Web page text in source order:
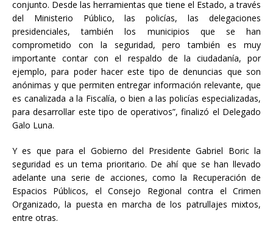
conjunto. Desde las herramientas que tiene el Estado, a través
del Ministerio Público, las policías, las delegaciones
presidenciales, también los municipios que se han
comprometido con la seguridad, pero también es muy
importante contar con el respaldo de la ciudadanía, por
ejemplo, para poder hacer este tipo de denuncias que son
anónimas y que permiten entregar información relevante, que
es canalizada a la Fiscalía, o bien a las policías especializadas,
para desarrollar este tipo de operativos”, finalizó el Delegado
Galo Luna.
Y es que para el Gobierno del Presidente Gabriel Boric la
seguridad es un tema prioritario. De ahí que se han llevado
adelante una serie de acciones, como la Recuperación de
Espacios Públicos, el Consejo Regional contra el Crimen
Organizado, la puesta en marcha de los patrullajes mixtos,
entre otras.